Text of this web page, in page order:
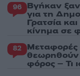
96 Βγήκαν
για τη
Γρατσία
κίνημα σε
82 Μεταφορές
θεωρηθούν
φόρος – Τι